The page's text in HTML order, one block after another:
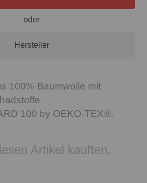
oder
Hersteller
100% Baumwolle mit
100 by OEKO-TEX®.
Artikel kauften,